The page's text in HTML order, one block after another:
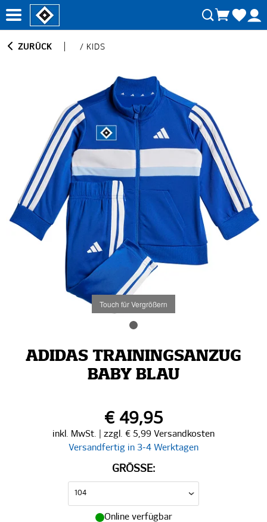
ZURÜCK / KIDS
Touch für Vergrößern
ADIDAS TRAININGSANZUG
BABY BLAU
€ 49,95
inkl. MwSt. | zzgl. € 5,99 Versandkosten
Versandfertig in 3-4 Werktagen
GRÖSSE:
Online verfügbar